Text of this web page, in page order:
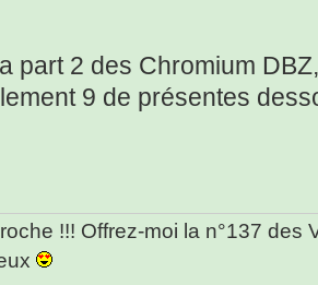
part 2 des Chromium
9 de présentes
!!! Offrez-moi la n°137 des